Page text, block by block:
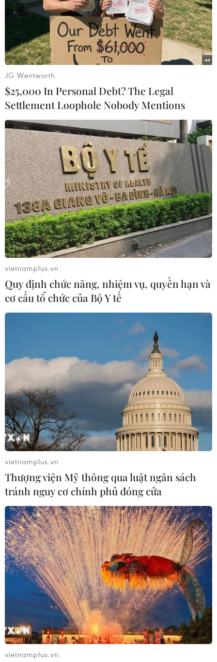
Chính phủ các nước chạy đua về quản lý
trí tuệ nhân tạo
12/09/2023 22:37
Trung Quốc đã ban hành một loạt biện pháp tạm thời
có hiệu lực từ ngày 15/8 để quản lý lĩnh vực AI tạo sinh;
trong khi Nhật Bản dự kiến sẽ đưa ra các quy định về AI
vào cuối năm 2023.
Mỹ cam kết đảm bảo hoạt động của các
nhà sản xuất chip Hàn Quốc
21/09/2023 07:42
Các công ty sản xuất chip Samsung Electronics Co. và
SK hynix Inc. của Hàn Quốc đã nhận được quyền miễn
trừ một năm, tới tháng 10/2023, đối với các hạn chế
xuất khẩu thiết bị sang Trung Quốc.
JG Wentworth
$25,000 In Personal Debt? The Legal
Settlement Loophole Nobody Mentions
vietnamplus.vn
Quy định chức năng, nhiệm vụ, quyền hạn và
cơ cấu tổ chức của Bộ Y tế
vietnamplus.vn
Thượng viện Mỹ thông qua luật ngân sách
tránh nguy cơ chính phủ đóng cửa
vietnamplus.vn